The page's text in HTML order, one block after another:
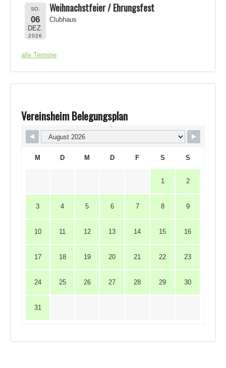
SO.
06
DEZ.
2026
Weihnachstfeier / Ehrungsfest
Clubhaus
alle Termine
Vereinsheim Belegungsplan
M D M D F S S
1 2
3 4 5 6 7 8 9
10 11 12 13 14 15 16
17 18 19 20 21 22 23
24 25 26 27 28 29 30
31